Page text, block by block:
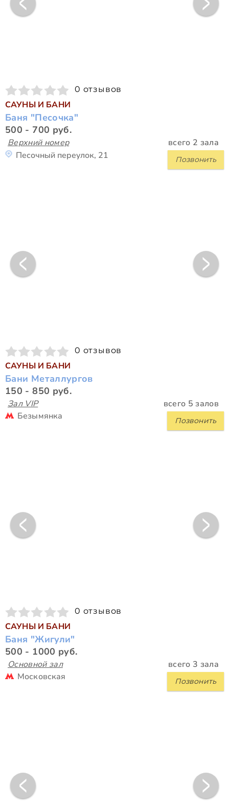
0 отзывов
САУНЫ И БАНИ
Баня "Песочка"
500 - 700 руб.
Верхний номер всего 2 зала
Позвонить
Песочный переулок, 21
0 отзывов
САУНЫ И БАНИ
Бани Металлургов
150 - 850 руб.
Зал VIP всего 5 залов
Позвонить
Безымянка
0 отзывов
САУНЫ И БАНИ
Баня "Жигули"
500 - 1000 руб.
Основной зал всего 3 зала
Позвонить
Московская